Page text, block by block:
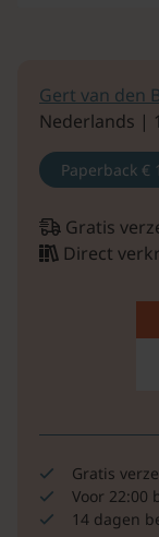
Gert van den
Nederlands |
Paperback €
Gratis
Direct
Gratis
Voor 22:00
14 dagen